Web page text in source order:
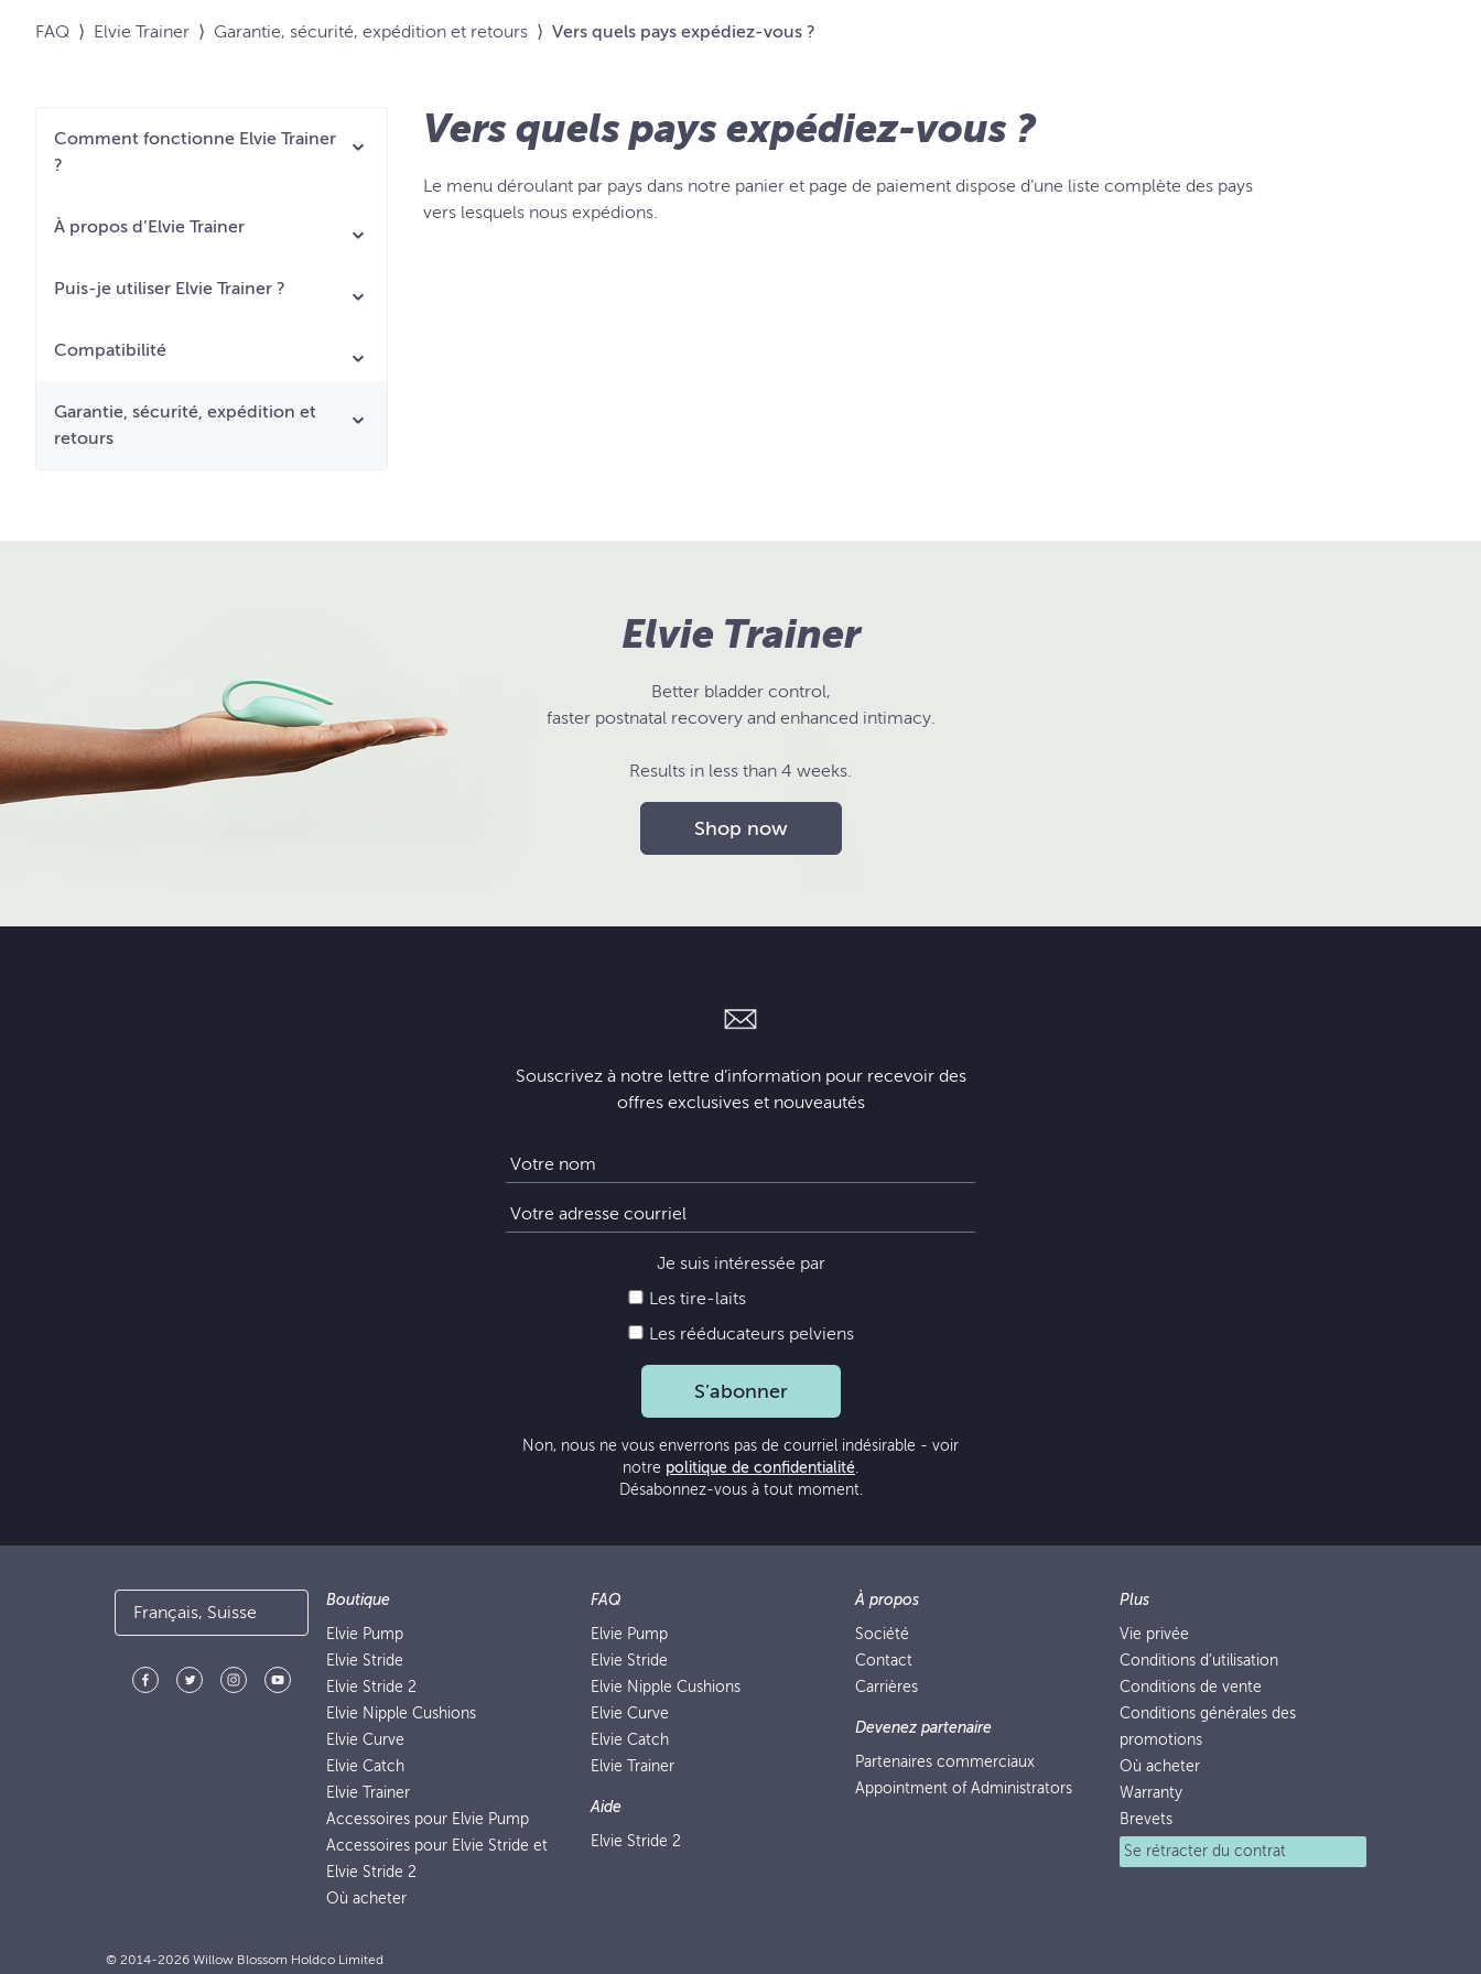
FAQ ⟩ Elvie Trainer ⟩ Garantie, sécurité, expédition et retours ⟩ Vers quels pays expédiez-vous ?
Comment fonctionne Elvie Trainer
?
À propos d’Elvie Trainer
Puis-je utiliser Elvie Trainer ?
Compatibilité
Garantie, sécurité, expédition et
retours
Vers quels pays expédiez-vous ?
Le menu déroulant par pays dans notre panier et page de paiement dispose d’une liste complète des pays
vers lesquels nous expédions.
Elvie Trainer
Better bladder control,
faster postnatal recovery and enhanced intimacy.
Results in less than 4 weeks.
Shop now
Souscrivez à notre lettre d’information pour recevoir des
offres exclusives et nouveautés
Je suis intéressée par
Les tire-laits
Les rééducateurs pelviens
S’abonner
Non, nous ne vous enverrons pas de courriel indésirable - voir
notre politique de confidentialité.
Désabonnez-vous à tout moment.
Français, Suisse
Boutique
Elvie Pump
Elvie Stride
Elvie Stride 2
Elvie Nipple Cushions
Elvie Curve
Elvie Catch
Elvie Trainer
Accessoires pour Elvie Pump
Accessoires pour Elvie Stride et
Elvie Stride 2
Où acheter
FAQ
Elvie Pump
Elvie Stride
Elvie Nipple Cushions
Elvie Curve
Elvie Catch
Elvie Trainer
Aide
Elvie Stride 2
À propos
Société
Contact
Carrières
Devenez partenaire
Partenaires commerciaux
Appointment of Administrators
Plus
Vie privée
Conditions d’utilisation
Conditions de vente
Conditions générales des
promotions
Où acheter
Warranty
Brevets
Se rétracter du contrat
© 2014-2026 Willow Blossom Holdco Limited